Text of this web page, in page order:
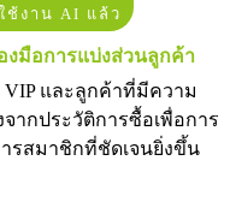
ช้งาน AI แล้ว
งมือการแบ่งส่วนลูกค้า
VIP และลูกค้าที่มีความ
จากประวัติการซื้อเพื่อการ
รสมาชิกที่ชัดเจนยิ่งขึ้น